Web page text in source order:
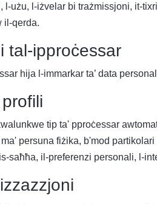
l-użu, l-iżvelar bi trażmissjoni, it-
il-qerda.
tal-ipproċessar
hija l-immarkar ta’ data
tip ta' pproċessar
persuna fiżika, b'mod
saħħa, il-preferenzi personali, l-